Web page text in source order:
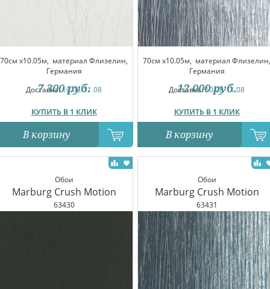
70см x10.05м, материал Флизелин,
Германия
Доставка:10.08-11.08
КУПИТЬ В 1 КЛИК
7 300 руб.
В корзину
70см x10.05м, материал Флизелин,
Германия
Доставка:10.08-11.08
КУПИТЬ В 1 КЛИК
12 000 руб.
В корзину
Обои
Marburg Crush Motion
63430
Обои
Marburg Crush Motion
63431